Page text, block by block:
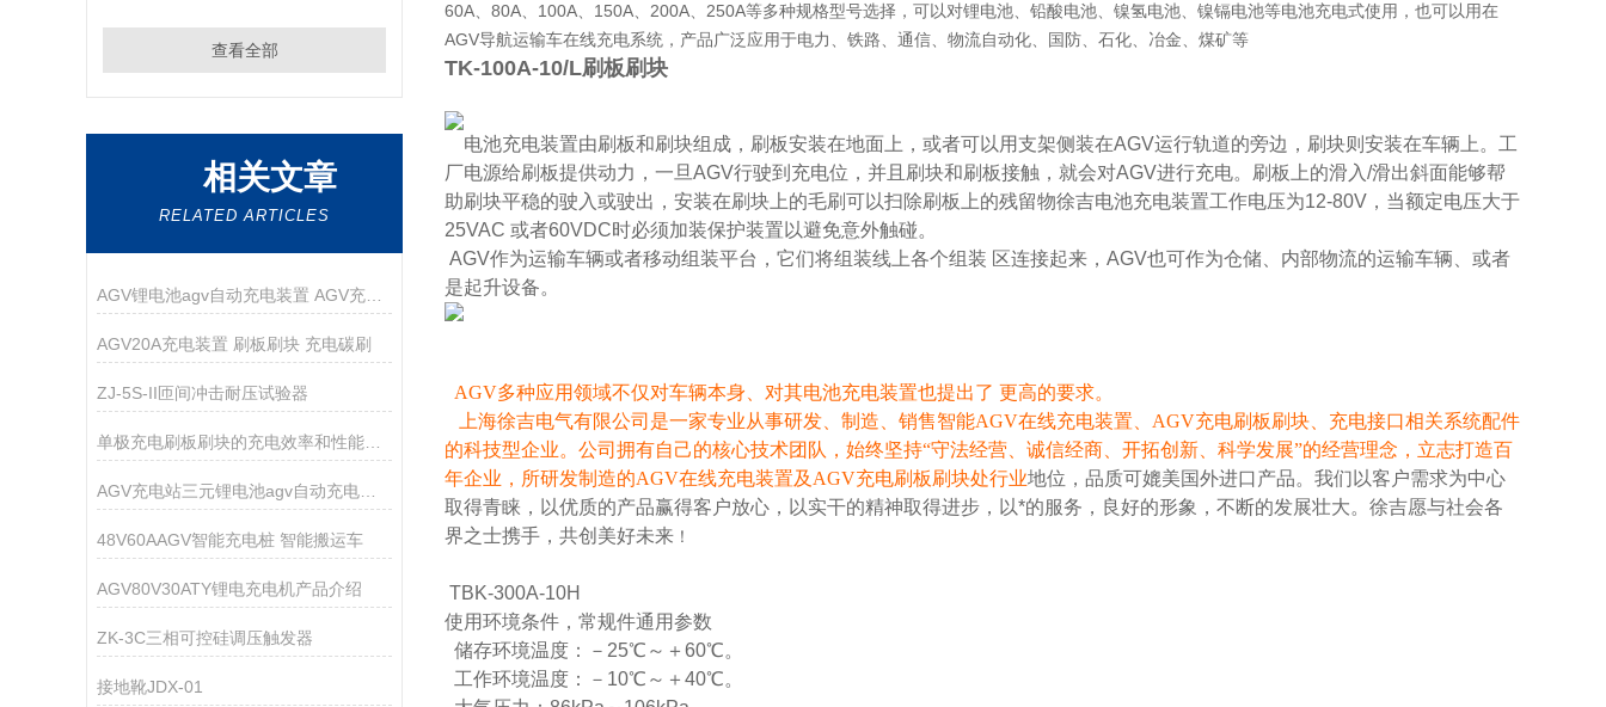
查看全部
相关文章
RELATED ARTICLES
AGV锂电池agv自动充电装置 AGV充电站
AGV20A充电装置 刷板刷块 充电碳刷
ZJ-5S-II匝间冲击耐压试验器
单极充电刷板刷块的充电效率和性能参数是多少？
AGV充电站三元锂电池agv自动充电系统
48V60AAGV智能充电桩 智能搬运车
AGV80V30ATY锂电充电机产品介绍
ZK-3C三相可控硅调压触发器
接地靴JDX-01
60A、80A、100A、150A、200A、250A等多种规格型号选择，可以对锂电池、铅酸电池、镍氢电池、镍镉电池等电池充电式使用，也可以用在
AGV导航运输车在线充电系统，产品广泛应用于电力、铁路、通信、物流自动化、国防、石化、冶金、煤矿等
TK-100A-10/L刷板刷块
电池充电装置由刷板和刷块组成，刷板安装在地面上，或者可以用支架侧装在AGV运行轨道的旁边，刷块则安装在车辆上。工
厂电源给刷板提供动力，一旦AGV行驶到充电位，并且刷块和刷板接触，就会对AGV进行充电。刷板上的滑入/滑出斜面能够帮
助刷块平稳的驶入或驶出，安装在刷块上的毛刷可以扫除刷板上的残留物徐吉电池充电装置工作电压为12-80V，当额定电压大于
25VAC 或者60VDC时必须加装保护装置以避免意外触碰。
AGV作为运输车辆或者移动组装平台，它们将组装线上各个组装 区连接起来，AGV也可作为仓储、内部物流的运输车辆、或者
是起升设备。
AGV多种应用领域不仅对车辆本身、对其电池充电装置也提出了 更高的要求。
上海徐吉电气有限公司是一家专业从事研发、制造、销售智能AGV在线充电装置、AGV充电刷板刷块、充电接口相关系统配件
的科技型企业。公司拥有自己的核心技术团队，始终坚持“守法经营、诚信经商、开拓创新、科学发展”的经营理念，立志打造百
年企业，所研发制造的AGV在线充电装置及AGV充电刷板刷块处行业地位，品质可媲美国外进口产品。我们以客户需求为中心
取得青睐，以优质的产品赢得客户放心，以实干的精神取得进步，以*的服务，良好的形象，不断的发展壮大。徐吉愿与社会各
界之士携手，共创美好未来 ！
TBK-300A-10H
使用环境条件，常规件通用参数
储存环境温度：－25℃～＋60℃。
工作环境温度：－10℃～＋40℃。